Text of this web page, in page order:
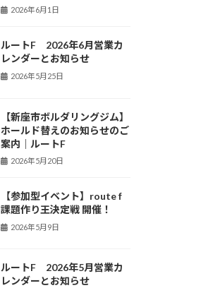
2026年6月1日
ルートF 2026年6月営業カ
レンダーとお知らせ
2026年5月25日
【新座市ボルダリングジム】
ホールド替えのお知らせのご
案内｜ルートF
2026年5月20日
【参加型イベント】route f
課題作り王決定戦 開催！
2026年5月9日
ルートF 2026年5月営業カ
レンダーとお知らせ